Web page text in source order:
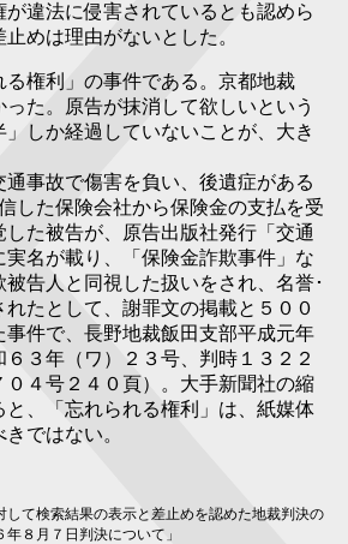
違法に侵害されているとも認めら
めは理由がないとした。
る権利」の事件である。京都地裁
た。原告が抹消して欲しいという
しか経過していないことが、大き
事故で傷害を負い、後遺症がある
した保険会社から保険金の支払を受
た被告が、原告出版社発行「交通
名が載り、「保険金詐欺事件」な
告人と同視した扱いをされ、名誉･
たとして、謝罪文の掲載と５００
事件で、長野地裁飯田支部平成元年
６３年（ワ）２３号、判時１３２２
０４号２４０頁）。大手新聞社の縮
と、「忘れられる権利」は、紙媒体
ではない。
して検索結果の表示と差止めを認めた地裁判決の
８月７日判決について」